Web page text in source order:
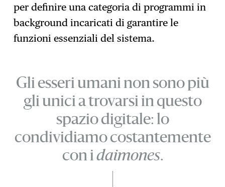
per definire una categoria di programmi in
background incaricati di garantire le
funzioni essenziali del sistema.
Gli esseri umani non sono più
gli unici a trovarsi in questo
spazio digitale: lo
condividiamo costantemente
con i daimones.